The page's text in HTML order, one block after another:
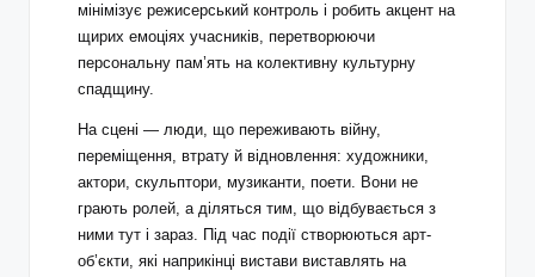
мінімізує режисерський контроль і робить акцент на
щирих емоціях учасників, перетворюючи
персональну пам’ять на колективну культурну
спадщину.
На сцені — люди, що переживають війну,
переміщення, втрату й відновлення: художники,
актори, скульптори, музиканти, поети. Вони не
грають ролей, а діляться тим, що відбувається з
ними тут і зараз. Під час події створюються арт-
об’єкти, які наприкінці вистави виставлять на